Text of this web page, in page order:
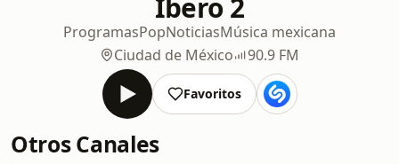
Ibero 2
ProgramasPopNoticiasMúsica mexicana
Ciudad de México
90.9 FM
Favoritos
Otros Canales